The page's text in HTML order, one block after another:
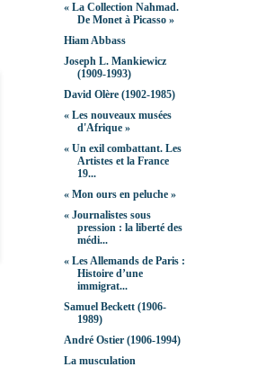
« La Collection Nahmad.
De Monet à Picasso »
Hiam Abbass
Joseph L. Mankiewicz
(1909-1993)
David Olère (1902-1985)
« Les nouveaux musées
d'Afrique »
« Un exil combattant. Les
Artistes et la France
19...
« Mon ours en peluche »
« Journalistes sous
pression : la liberté des
médi...
« Les Allemands de Paris :
Histoire d’une
immigrat...
Samuel Beckett (1906-
1989)
André Ostier (1906-1994)
La musculation